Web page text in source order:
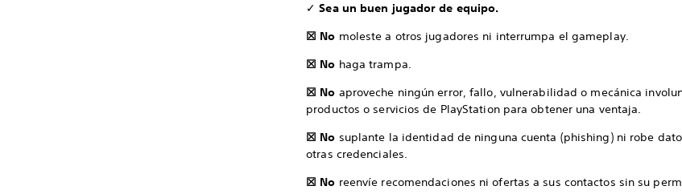
✓ Sea un buen jugador de equipo.
☒ No moleste a otros jugadores ni interrumpa el gameplay.
☒ No haga trampa.
☒ No aproveche ningún error, fallo, vulnerabilidad o mecánica
productos o servicios de PlayStation para obtener una ventaja.
☒ No suplante la identidad de ninguna cuenta (phishing) ni robe
otras credenciales.
☒ No reenvíe recomendaciones ni ofertas a sus contactos sin su